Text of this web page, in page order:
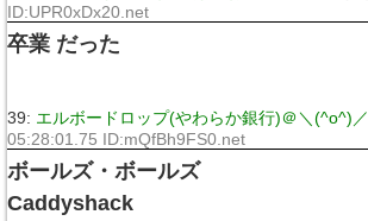
ID:UPR0xDx20.net
卒業 だった
39: エルボードロップ(やわらか銀行)＠＼(^o^)／
05:28:01.75 ID:mQfBh9FS0.net
ボールズ・ボールズ
Caddyshack